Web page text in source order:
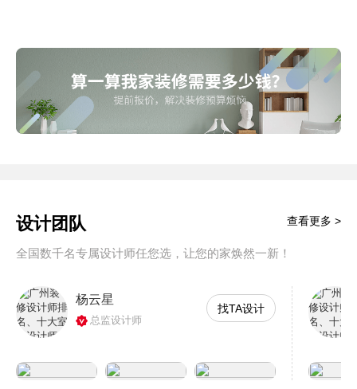
设计团队
全国数千名专属设计师任您选，让您的家焕然一新！
查看更多 >
杨云星
总监设计师
找TA设计